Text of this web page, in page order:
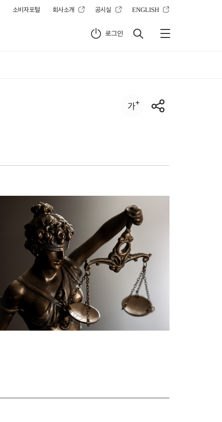
소비자포털 회사소개 공시실 ENGLISH
로그인